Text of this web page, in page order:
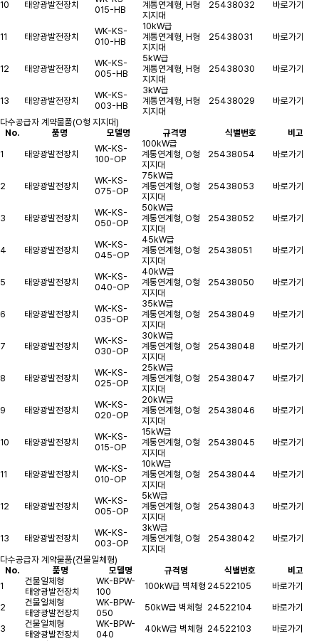
10 태양광발전장치
015-HB
계통연계형, H형
지지대
25438032 바로가기
11 태양광발전장치
WK-KS-
010-HB
10kW급
계통연계형, H형
지지대
25438031 바로가기
12 태양광발전장치
WK-KS-
005-HB
5kW급
계통연계형, H형
지지대
25438030 바로가기
13 태양광발전장치
WK-KS-
003-HB
3kW급
계통연계형, H형
지지대
25438029
바로가기
다수공급자 계약물품(O형 지지대)
No.
품명 모델명 규격명 식별번호
비고
1
태양광발전장치
WK-KS-
100-OP
100kW급
계통연계형, O형
지지대
25438054 바로가기
2 태양광발전장치
WK-KS-
075-OP
75kW급
계통연계형, O형
지지대
25438053 바로가기
3 태양광발전장치
WK-KS-
050-OP
50kW급
계통연계형, O형
지지대
25438052 바로가기
4 태양광발전장치
WK-KS-
045-OP
45kW급
계통연계형, O형
지지대
25438051 바로가기
5 태양광발전장치
WK-KS-
040-OP
40kW급
계통연계형, O형
지지대
25438050 바로가기
6 태양광발전장치
WK-KS-
035-OP
35kW급
계통연계형, O형
지지대
25438049 바로가기
7 태양광발전장치
WK-KS-
030-OP
30kW급
계통연계형, O형
지지대
25438048 바로가기
8 태양광발전장치
WK-KS-
025-OP
25kW급
계통연계형, O형
지지대
25438047 바로가기
9 태양광발전장치
WK-KS-
020-OP
20kW급
계통연계형, O형
지지대
25438046 바로가기
10 태양광발전장치
WK-KS-
015-OP
15kW급
계통연계형, O형
지지대
25438045 바로가기
11 태양광발전장치
WK-KS-
010-OP
10kW급
계통연계형, O형
지지대
25438044 바로가기
12 태양광발전장치
WK-KS-
005-OP
5kW급
계통연계형, O형
지지대
25438043 바로가기
13 태양광발전장치
WK-KS-
003-OP
3kW급
계통연계형, O형
지지대
25438042
바로가기
다수공급자 계약물품(건물일체형)
No.
품명 모델명 규격명 식별번호
비고
1
건물일체형
태양광발전장치
WK-BPW-
100
100kW급 벽체형 24522105
바로가기
2
건물일체형
태양광발전장치
WK-BPW-
050
50kW급 벽체형 24522104
바로가기
3
건물일체형
태양광발전장치
WK-BPW-
040
40kW급 벽체형 24522103
바로가기